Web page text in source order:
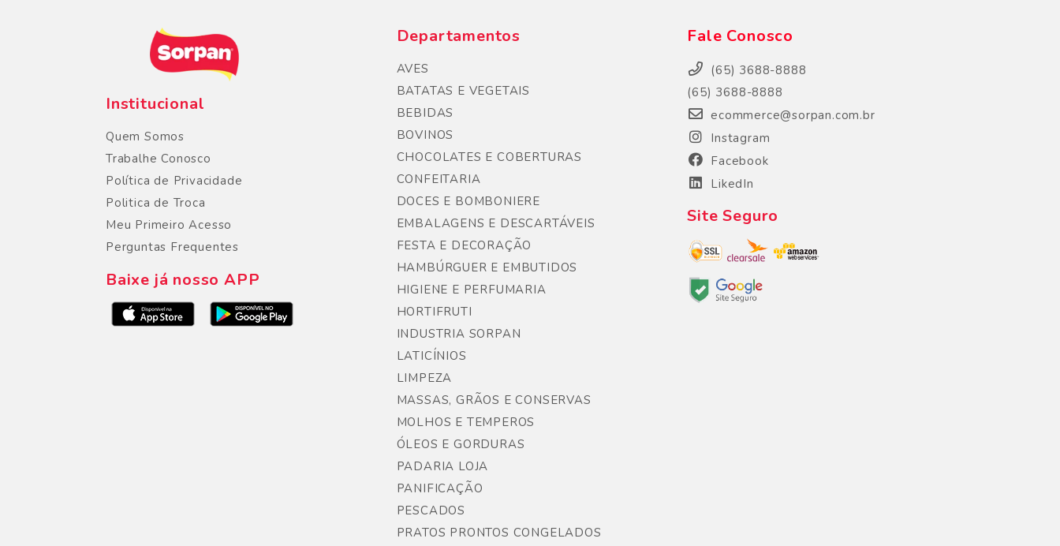
Institucional
Quem Somos
Trabalhe Conosco
Política de Privacidade
Politica de Troca
Meu Primeiro Acesso
Perguntas Frequentes
Baixe já nosso APP
Departamentos
AVES
BATATAS E VEGETAIS
BEBIDAS
BOVINOS
CHOCOLATES E COBERTURAS
CONFEITARIA
DOCES E BOMBONIERE
EMBALAGENS E DESCARTÁVEIS
FESTA E DECORAÇÃO
HAMBÚRGUER E EMBUTIDOS
HIGIENE E PERFUMARIA
HORTIFRUTI
INDUSTRIA SORPAN
LATICÍNIOS
LIMPEZA
MASSAS, GRÃOS E CONSERVAS
MOLHOS E TEMPEROS
ÓLEOS E GORDURAS
PADARIA LOJA
PANIFICAÇÃO
PESCADOS
PRATOS PRONTOS CONGELADOS
Fale Conosco
(65) 3688-8888
(65) 3688-8888
ecommerce@sorpan.com.br
Instagram
Facebook
LikedIn
Site Seguro